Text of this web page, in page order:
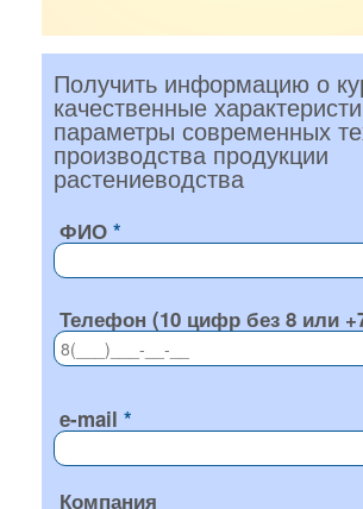
Получить информацию о
качественные
параметры современных
производства продукции
растениеводства
ФИО
Телефон (10 цифр без 8 или
e-mail
Компания